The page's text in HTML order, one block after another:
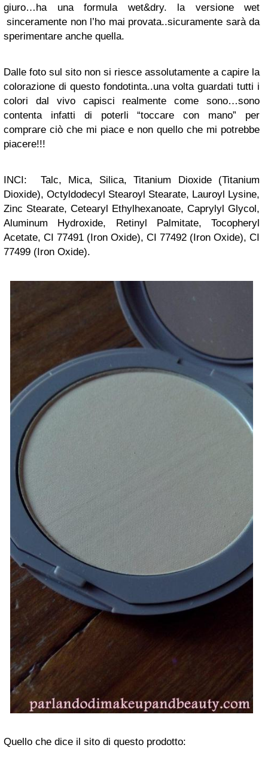
giuro…ha una formula wet&dry. la versione wet
sinceramente non l’ho mai provata..sicuramente sarà da
sperimentare anche quella.
Dalle foto sul sito non si riesce assolutamente a capire la
colorazione di questo fondotinta..una volta guardati tutti i
colori dal vivo capisci realmente come sono…sono
contenta infatti di poterli “toccare con mano” per
comprare ciò che mi piace e non quello che mi potrebbe
piacere!!!
INCI: Talc, Mica, Silica, Titanium Dioxide (Titanium
Dioxide), Octyldodecyl Stearoyl Stearate, Lauroyl Lysine,
Zinc Stearate, Cetearyl Ethylhexanoate, Caprylyl Glycol,
Aluminum Hydroxide, Retinyl Palmitate, Tocopheryl
Acetate, CI 77491 (Iron Oxide), CI 77492 (Iron Oxide), CI
77499 (Iron Oxide).
Quello che dice il sito di questo prodotto: